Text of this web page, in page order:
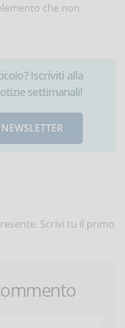
che non
Iscriviti alla
settimanali!
Scrivi tu il primo